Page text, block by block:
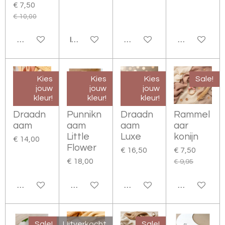
€ 7,50
€ 10,00
BEKIJK DETAILSIN WINKELWAGENBEKIJK DETAILSBEKIJK
Kies
jouw
kleur!
Draadn
aam
€ 14,00
BEKIJK DETAILS
Kies
jouw
kleur!
Punnikn
aam
Little
Flower
€ 18,00
BEKIJK DETAILS
Kies
jouw
kleur!
Draadn
aam
Luxe
€ 16,50
BEKIJK DETAILS
Sale!
Rammel
aar
konijn
€ 7,50
€ 9,95
BEKIJK